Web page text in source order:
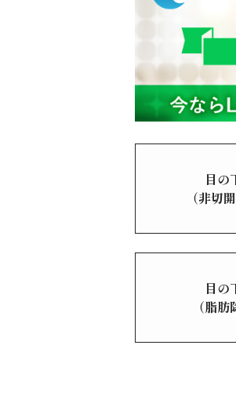
目の
（非切
目の
（脂